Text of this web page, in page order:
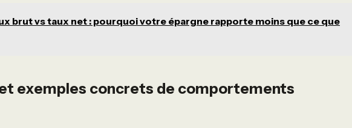
brut vs taux net : pourquoi votre épargne rapporte moins que ce que
exemples concrets de comportements